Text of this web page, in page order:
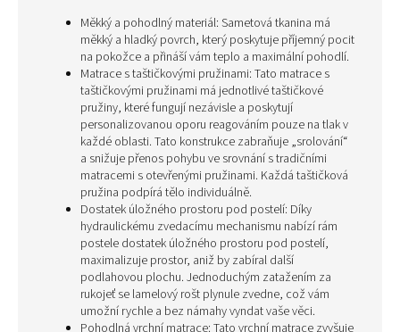
Měkký a pohodlný materiál: Sametová tkanina má
měkký a hladký povrch, který poskytuje příjemný pocit
na pokožce a přináší vám teplo a maximální pohodlí.
Matrace s taštičkovými pružinami: Tato matrace s
taštičkovými pružinami má jednotlivé taštičkové
pružiny, které fungují nezávisle a poskytují
personalizovanou oporu reagováním pouze na tlak v
každé oblasti. Tato konstrukce zabraňuje „srolování“
a snižuje přenos pohybu ve srovnání s tradičními
matracemi s otevřenými pružinami. Každá taštičková
pružina podpírá tělo individuálně.
Dostatek úložného prostoru pod postelí: Díky
hydraulickému zvedacímu mechanismu nabízí rám
postele dostatek úložného prostoru pod postelí,
maximalizuje prostor, aniž by zabíral další
podlahovou plochu. Jednoduchým zatažením za
rukojeť se lamelový rošt plynule zvedne, což vám
umožní rychle a bez námahy vyndat vaše věci.